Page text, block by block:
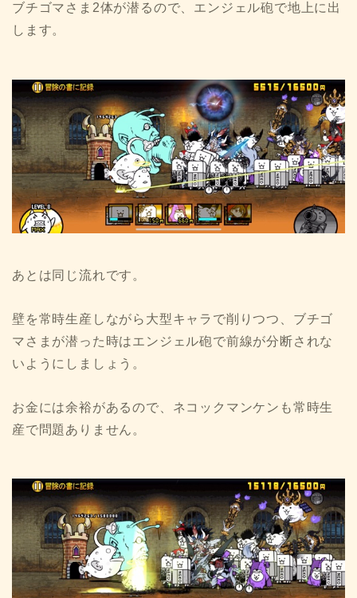
ブチゴマさま2体が潜るので、エンジェル砲で地上に出
します。
あとは同じ流れです。
壁を常時生産しながら大型キャラで削りつつ、ブチゴ
マさまが潜った時はエンジェル砲で前線が分断されな
いようにしましょう。
お金には余裕があるので、ネコックマンケンも常時生
産で問題ありません。